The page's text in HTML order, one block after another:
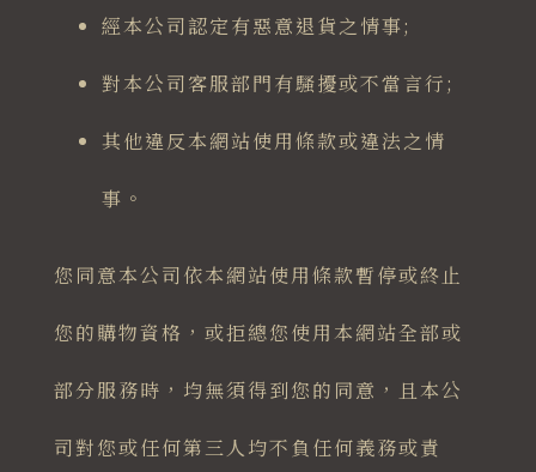
經本公司認定有惡意退貨之情事;
對本公司客服部門有騷擾或不當言行;
其他違反本網站使用條款或違法之情
事。
您同意本公司依本網站使用條款暫停或終止
您的購物資格，或拒總您使用本網站全部或
部分服務時，均無須得到您的同意，且本公
司對您或任何第三人均不負任何義務或責